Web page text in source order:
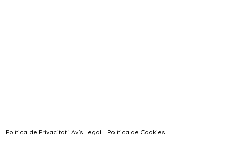
Política de Privacitat i Avís Legal | Política de Cookies